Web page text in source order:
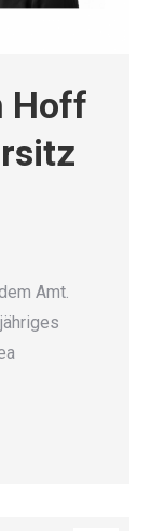
Hoff
Amt.